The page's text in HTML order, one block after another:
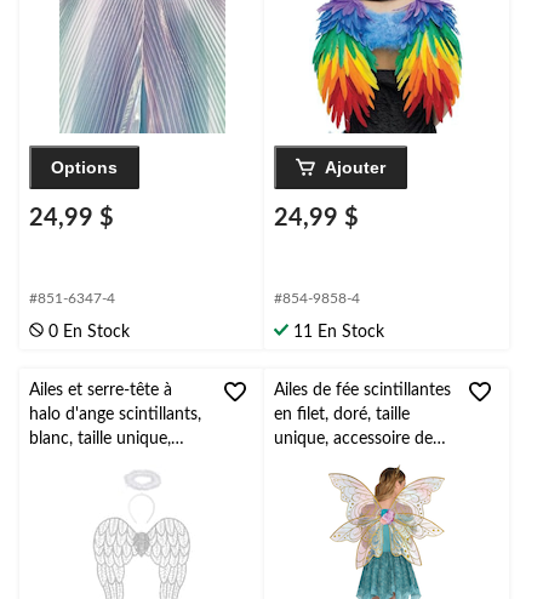
Options
24,99 $
#851-6347-4
0 En Stock
Ajouter
24,99 $
#854-9858-4
11 En Stock
Ailes et serre-tête à
halo d'ange scintillants,
blanc, taille unique,
costume à porter pour
Ailes de fée scintillantes
en filet, doré, taille
unique, accessoire de
costume à porter pour
l'Halloween